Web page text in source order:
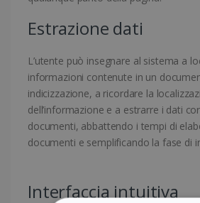
Estrazione dati
L’utente può insegnare al sistema a
informazioni contenute in un
indicizzazione, a ricordare la
dell’informazione e a estrarre i dati
documenti, abbattendo i tempi di
documenti e semplificando la fase di
Interfaccia intuitiva